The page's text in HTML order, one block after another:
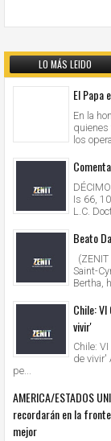
LO MÁS LEIDO
El Papa
En la
quienes
los
Is 66,
L.C.
Beato
Saint-
Bertha,
Chile:
vivir'
Chile:
de vivir'
pe...
AMERICA/ESTADOS
recordarán en la
mejor